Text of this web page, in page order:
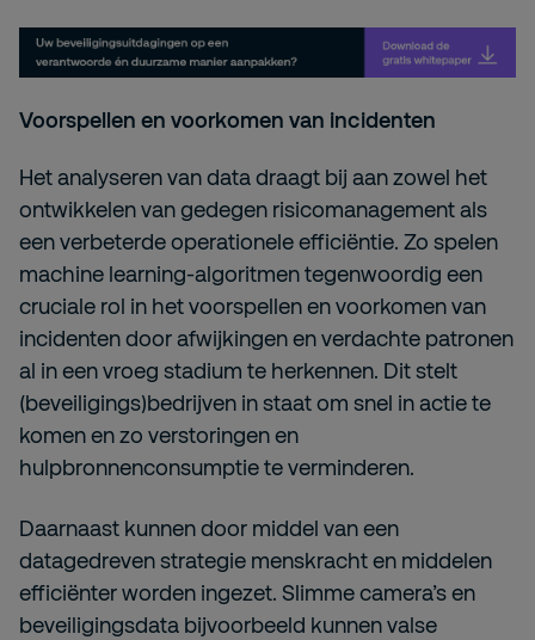
Voorspellen en voorkomen van incidenten
Het analyseren van data draagt bij aan zowel het
ontwikkelen van gedegen risicomanagement als
een verbeterde operationele efficiëntie. Zo spelen
machine learning-algoritmen tegenwoordig een
cruciale rol in het voorspellen en voorkomen van
incidenten door afwijkingen en verdachte patronen
al in een vroeg stadium te herkennen. Dit stelt
(beveiligings)bedrijven in staat om snel in actie te
komen en zo verstoringen en
hulpbronnenconsumptie te verminderen.
Daarnaast kunnen door middel van een
datagedreven strategie menskracht en middelen
efficiënter worden ingezet. Slimme camera’s en
beveiligingsdata bijvoorbeeld kunnen valse